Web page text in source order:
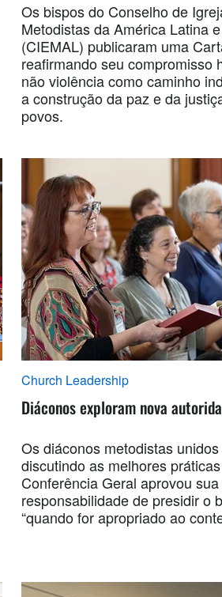
Os bispos do Conselho de
Metodistas da América Latina
(CIEMAL) publicaram uma
reafirmando seu compromisso
não violência como caminho
a construção da paz e da
povos.
Church Leadership
Diáconos exploram nova
Os diáconos metodistas
discutindo as melhores
Conferência Geral aprovou
responsabilidade de presidir o
“quando for apropriado ao